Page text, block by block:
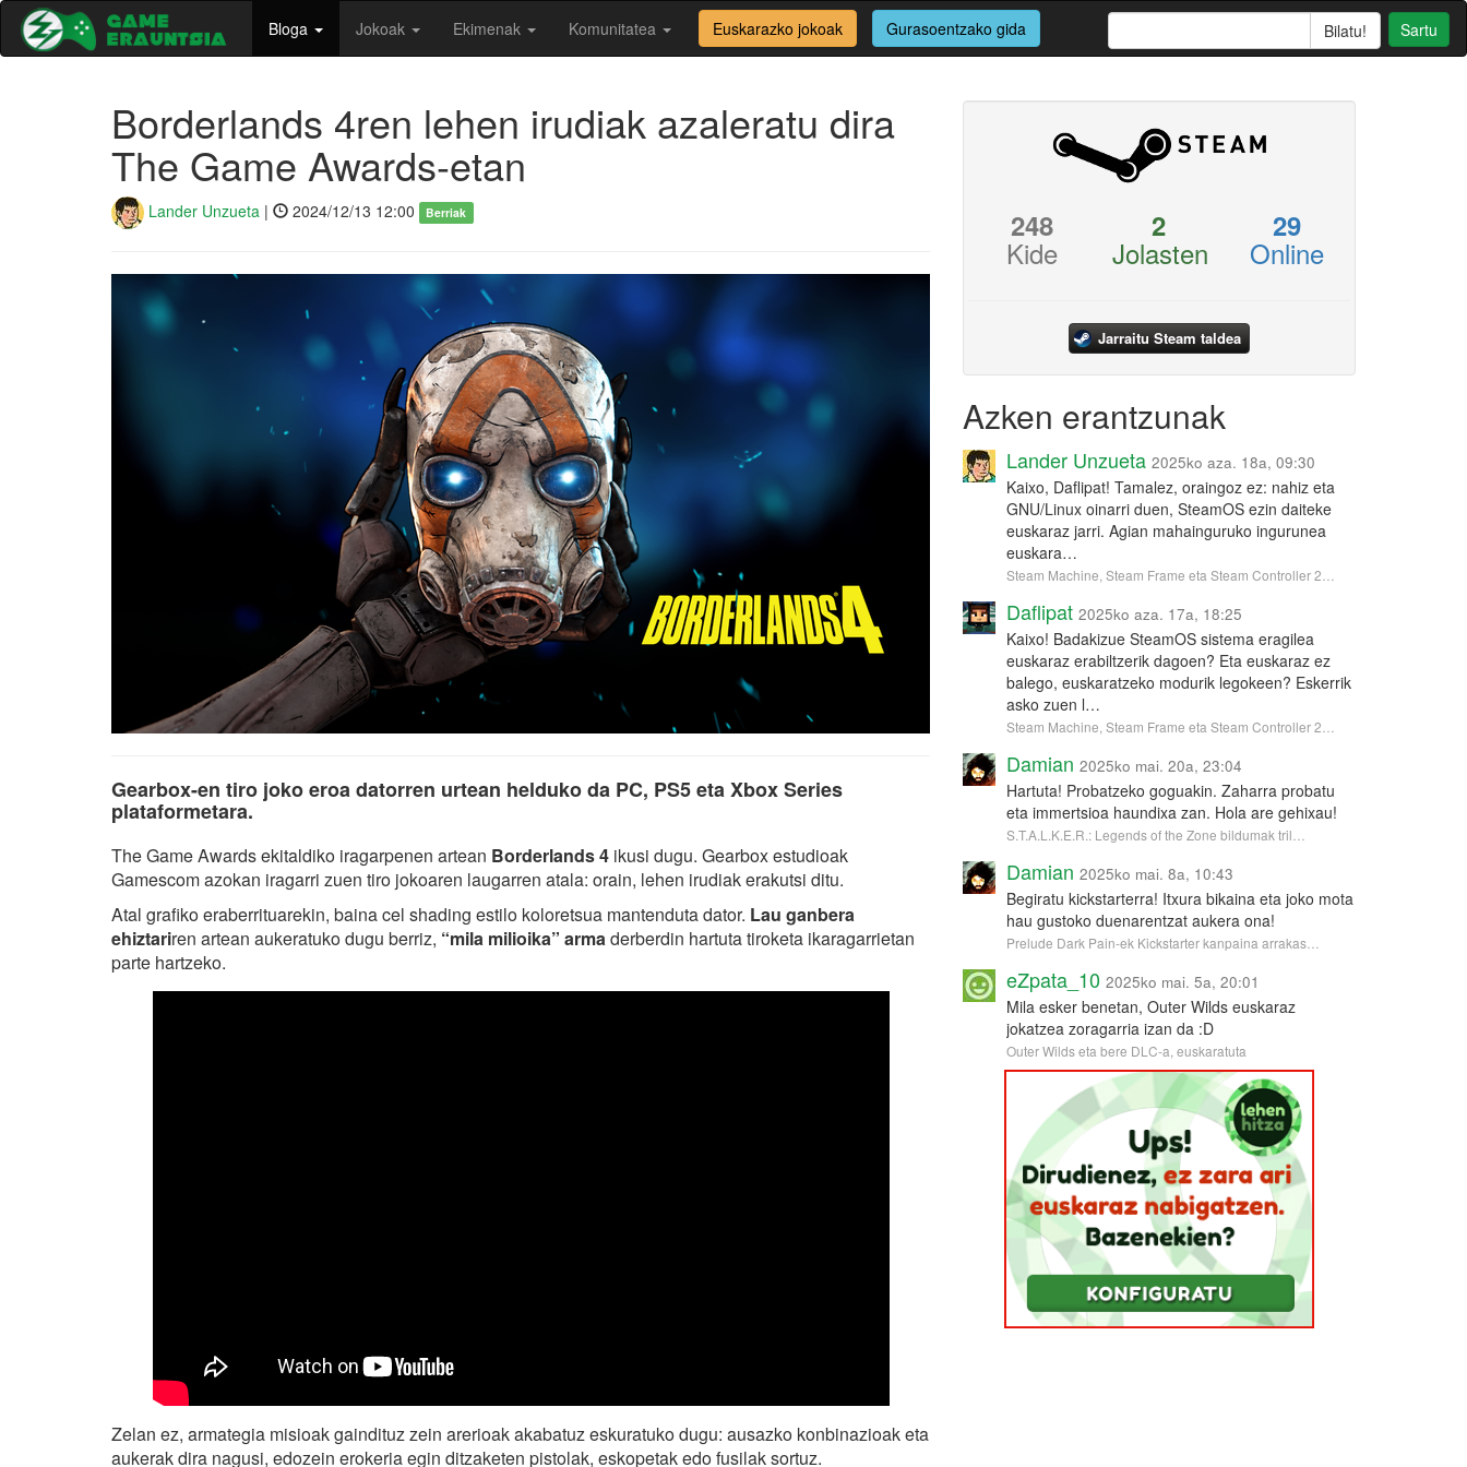
Bloga Jokoak Ekimenak Komunitatea Euskarazko jokoak Gurasoentzako gida Sartu
Borderlands 4ren lehen irudiak azaleratu dira
The Game Awards-etan
Lander Unzueta | 2024/12/13 12:00 Berriak
Gearbox-en tiro joko eroa datorren urtean helduko da PC, PS5 eta Xbox Series
plataformetara.
The Game Awards ekitaldiko iragarpenen artean Borderlands 4 ikusi dugu. Gearbox estudioak
Gamescom azokan iragarri zuen tiro jokoaren laugarren atala: orain, lehen irudiak erakutsi ditu.
Atal grafiko eraberrituarekin, baina cel shading estilo koloretsua mantenduta dator. Lau ganbera
ehiztariren artean aukeratuko dugu berriz, “mila milioika” armaderberdin hartuta tiroketa ikaragarrietan
parte hartzeko.
Zelan ez, armategia misioak gaindituz zein arerioak akabatuz eskuratuko dugu: ausazko konbinazioak eta
aukerak dira nagusi, edozein erokeria egin ditzaketen pistolak, eskopetak edo fusilak sortuz.
248
Kide
2
Jolasten
29
Online
Jarraitu Steam taldea
Azken erantzunak
Lander Unzueta 2025ko aza. 18a, 09:30
Kaixo, Daflipat! Tamalez, oraingoz ez: nahiz eta
GNU/Linux oinarri duen, SteamOS ezin daiteke
euskaraz jarri. Agian mahainguruko ingurunea
euskara…
Steam Machine, Steam Frame eta Steam Controller 2…
Daflipat 2025ko aza. 17a, 18:25
Kaixo! Badakizue SteamOS sistema eragilea
euskaraz erabiltzerik dagoen? Eta euskaraz ez
balego, euskaratzeko modurik legokeen? Eskerrik
asko zuen l…
Steam Machine, Steam Frame eta Steam Controller 2…
Damian 2025ko mai. 20a, 23:04
Hartuta! Probatzeko goguakin. Zaharra probatu
eta immertsioa haundixa zan. Hola are gehixau!
S.T.A.L.K.E.R.: Legends of the Zone bildumak tril…
Damian 2025ko mai. 8a, 10:43
Begiratu kickstarterra! Itxura bikaina eta joko mota
hau gustoko duenarentzat aukera ona!
Prelude Dark Pain-ek Kickstarter kanpaina arrakas…
eZpata_10 2025ko mai. 5a, 20:01
Mila esker benetan, Outer Wilds euskaraz
jokatzea zoragarria izan da :D
Outer Wilds eta bere DLC-a, euskaratuta